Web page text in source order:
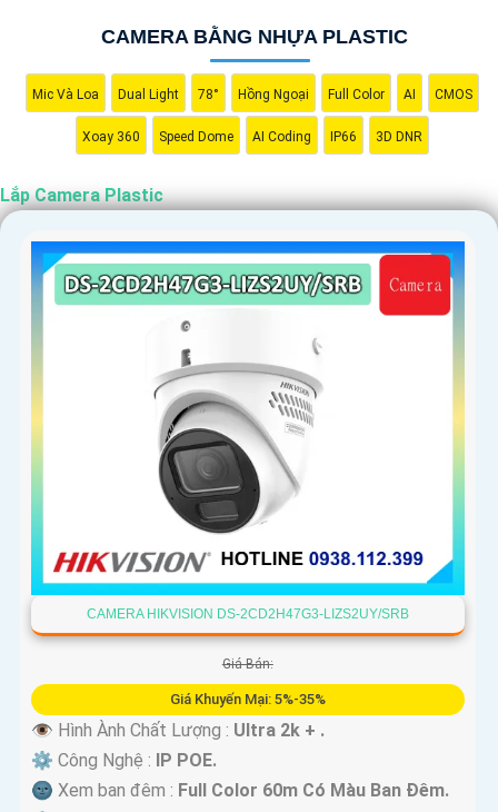
CAMERA BẰNG NHỰA PLASTIC
Mic Và Loa Dual Light 78° Hồng Ngoại Full Color AI CMOS
Xoay 360 Speed Dome AI Coding IP66 3D DNR
Lắp Camera Plastic
CAMERA HIKVISION DS-2CD2H47G3-LIZS2UY/SRB
Giá Bán:
Giá Khuyến Mại: 5%-35%
👁 Hình Ành Chất Lượng : Ultra 2k + .
⚙ Công Nghệ :
IP POE.
🌚 Xem ban đêm : Full Color 60m Có Màu Ban Ðêm.